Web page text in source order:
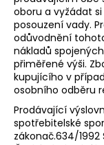
oboru a vyžádat
posouzení vady.
odůvodnění
nákladů
přiměřené výši.
kupujícího v
osobního odběru
Prodávající
spotřebitelské
zákonač.634/